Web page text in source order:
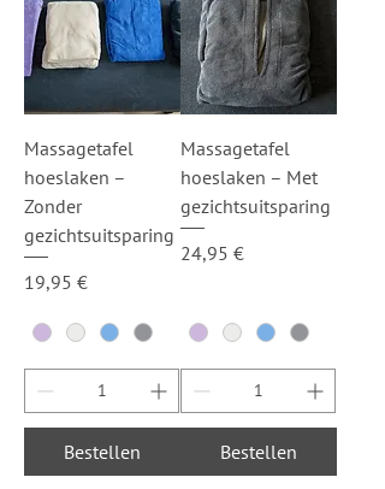
Massagetafel
hoeslaken –
Zonder
gezichtsuitsparing
Price
19,95 €
Bestellen
Massagetafel
hoeslaken – Met
gezichtsuitsparing
Price
24,95 €
Bestellen